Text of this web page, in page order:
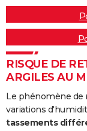
RISQUE DE
ARGILES AU
Le phénomène de
variations
tassements